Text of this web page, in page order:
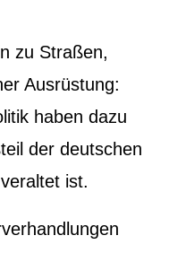
zu Straßen,
Ausrüstung:
haben dazu
der deutschen
ist.